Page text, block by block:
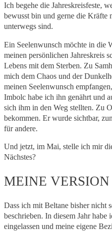
Ich begehe die Jahreskreisfeste,
bewusst bin und gerne die Kräfte
unterwegs sind.
Ein Seelenwunsch möchte in die
meinen persönlichen Jahreskreis
Lebens mit dem Sterben. Zu
mich dem Chaos und der
meinen Seelenwunsch
Imbolc habe ich ihn genährt und
sich ihm in den Weg stellten. Zu
bekommen. Er wurde sichtbar,
für andere.
Und jetzt, im Mai, stelle ich mir
Nächstes?
MEINE
Dass ich mit Beltane bisher nicht
beschrieben. In diesem Jahr
eingelassen und meine eigene